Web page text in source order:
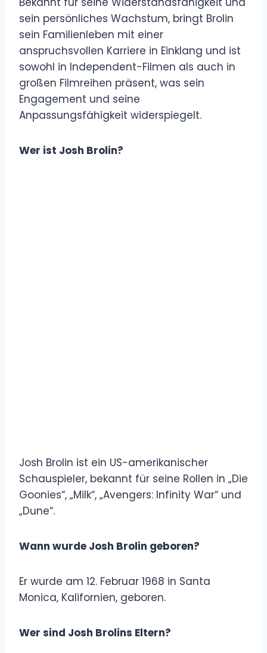
sein persönliches Wachstum, bringt Brolin
sein Familienleben mit einer
anspruchsvollen Karriere in Einklang und ist
sowohl in Independent-Filmen als auch in
großen Filmreihen präsent, was sein
Engagement und seine
Anpassungsfähigkeit widerspiegelt.
Wer ist Josh Brolin?
Josh Brolin ist ein US-amerikanischer
Schauspieler, bekannt für seine Rollen in „Die
Goonies“, „Milk“, „Avengers: Infinity War“ und
„Dune“.
Wann wurde Josh Brolin geboren?
Er wurde am 12. Februar 1968 in Santa
Monica, Kalifornien, geboren.
Wer sind Josh Brolins Eltern?